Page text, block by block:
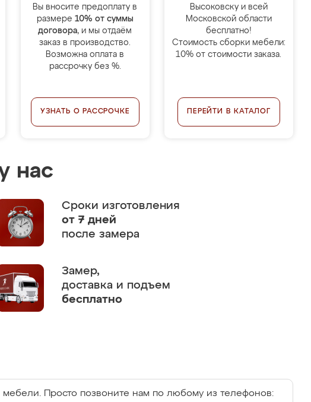
Вы вносите предоплату в
размере 10% от суммы
договора, и мы отдаём
заказ в производство.
Возможна оплата в
рассрочку без %.
УЗНАТЬ О РАССРОЧКЕ
Высоковску и всей
Московской области
бесплатно!
Стоимость сборки мебели:
10% от стоимости заказа.
ПЕРЕЙТИ В КАТАЛОГ
нас
Сроки изготовления
от 7 дней
после замера
Замер,
доставка и подъем
бесплатно
мебели. Просто позвоните нам по любому из телефонов: